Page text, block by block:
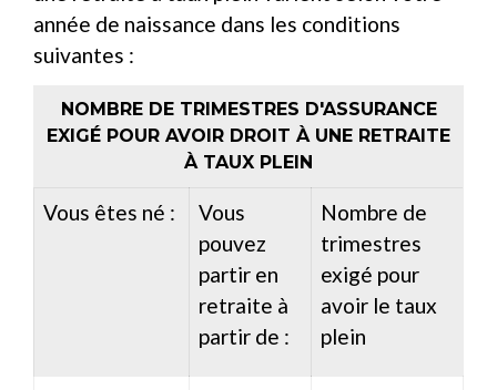
année de naissance dans les conditions
suivantes :
NOMBRE DE TRIMESTRES D'ASSURANCE
EXIGÉ POUR AVOIR DROIT À UNE RETRAITE
À TAUX PLEIN
Vous êtes né :
Vous
pouvez
partir en
retraite à
partir de :
Nombre de
trimestres
exigé pour
avoir le taux
plein